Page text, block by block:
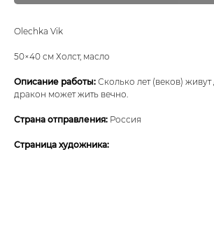
Olechka Vik
50×40 см Холст, масло
Описание работы: Сколько лет (веков)
дракон может жить вечно.
Страна отправления: Россия
Страница художника: